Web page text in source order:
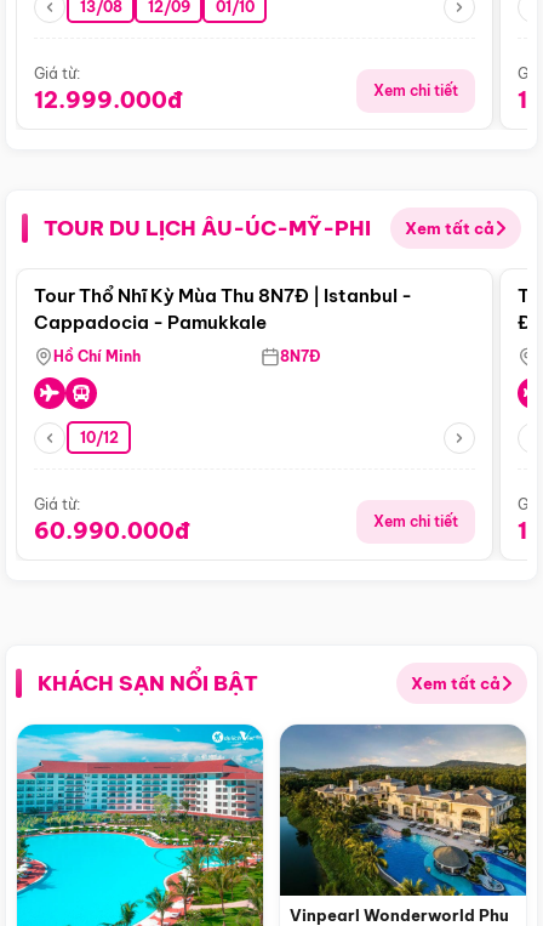
13/08 12/09 01/10
Giá từ:
12.999.000đ Xem chi tiết
TOUR DU LỊCH ÂU-ÚC-MỸ-PHI Xem tất cả
Điểm nổi bật
Tour Thổ Nhĩ Kỳ Mùa Thu 8N7Đ | Istanbul -
Cappadocia - Pamukkale
Hồ Chí Minh 8N7Đ
10/12
Giá từ:
60.990.000đ Xem chi tiết
KHÁCH SẠN NỔI BẬT Xem tất cả
Vinpearl Wonderworld Phu